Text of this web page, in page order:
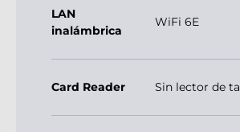
LAN
inalámbrica
WiFi 6E
Card Reader Sin lector de